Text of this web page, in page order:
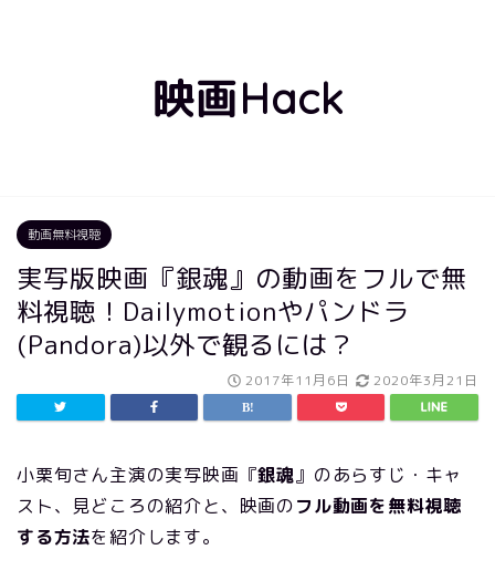
映画Hack
動画無料視聴
実写版映画『銀魂』の動画をフルで無
料視聴！Dailymotionやパンドラ
(Pandora)以外で観るには？
2017年11月6日 2020年3月21日
小栗旬さん主演の実写映画『銀魂』のあらすじ・キャ
スト、見どころの紹介と、映画のフル動画を無料視聴
する方法を紹介します。